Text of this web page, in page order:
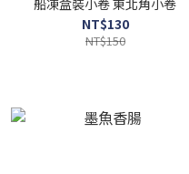
船凍盒裝小卷 東北角小卷
NT$130
NT$150